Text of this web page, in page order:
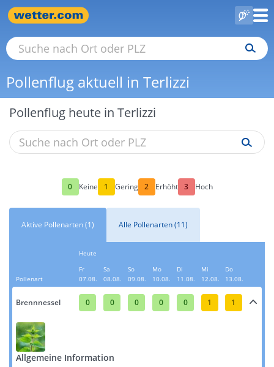
Pollenflug aktuell in Terlizzi
Pollenflug heute in Terlizzi
0 Keine 1 Gering 2 Erhöht 3 Hoch
Aktive Pollenarten (1) Alle Pollenarten (11)
Pollenart
Heute
Fr
07.08.
Sa
08.08.
So
09.08.
Mo
10.08.
Di
11.08.
Mi
12.08.
Do
13.08.
Brennnessel 0 0 0 0 0 1 1
Allgemeine Information